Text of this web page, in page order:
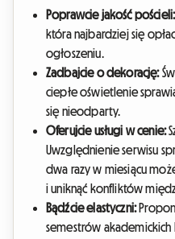
Poprawcie jakość pościeli:
która najbardziej się
ogłoszeniu.
Zadbajcie o dekorację:
ciepłe oświetlenie
się nieodparty.
Oferujcie usługi w cenie:
Uwzględnienie serwisu
dwa razy w miesiącu
i uniknąć konfliktów
Bądźcie elastyczni:
semestrów